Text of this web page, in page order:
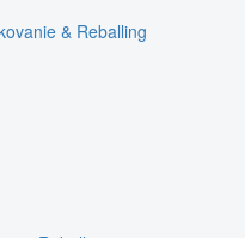
& Reballing